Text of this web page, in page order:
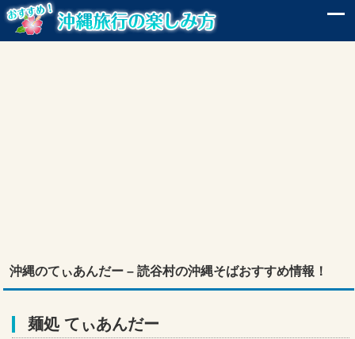
沖縄のてぃあんだー – 読谷村の沖縄そばおすすめ情報！
麺処 てぃあんだー